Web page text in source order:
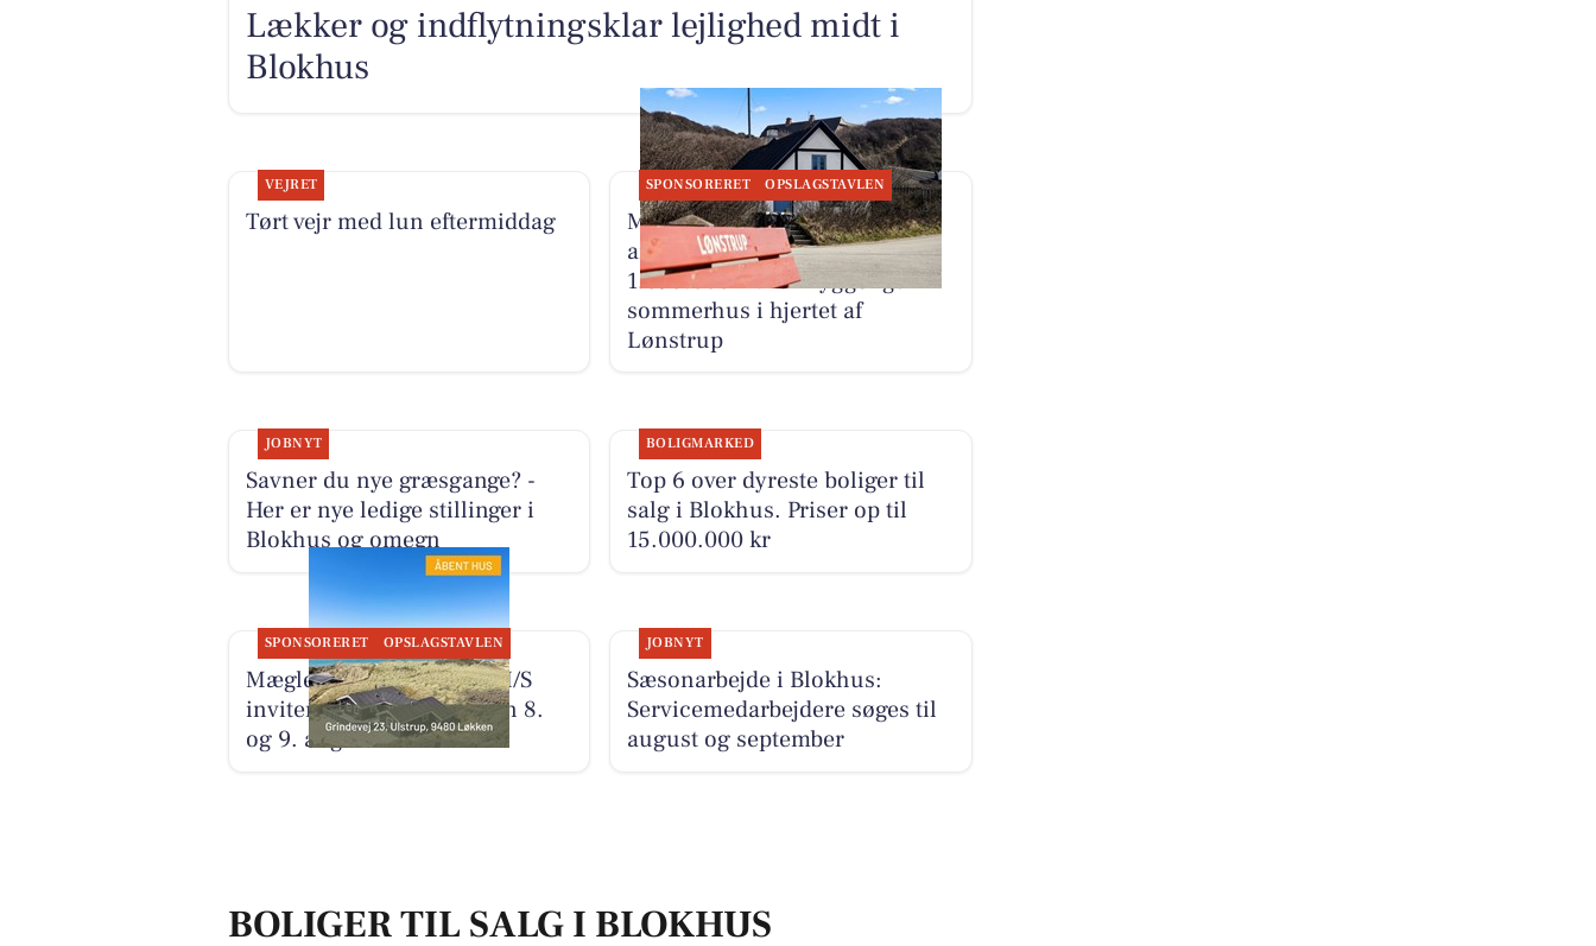
Lækker og indflytningsklar lejlighed midt i
Blokhus
VEJRET
Tørt vejr med lun eftermiddag
SPONSORERET OPSLAGSTAVLEN
Mæglerhuset Vestkysten I/S
annoncerer ny pris på
1.695.000 kr. for hyggeligt
sommerhus i hjertet af
Lønstrup
JOBNYT
Savner du nye græsgange? -
Her er nye ledige stillinger i
Blokhus og omegn
BOLIGMARKED
Top 6 over dyreste boliger til
salg i Blokhus. Priser op til
15.000.000 kr
SPONSORERET OPSLAGSTAVLEN
Mæglerhuset Vestkysten I/S
inviterer til åbent hus den 8.
og 9. august
JOBNYT
Sæsonarbejde i Blokhus:
Servicemedarbejdere søges til
august og september
BOLIGER TIL SALG I BLOKHUS